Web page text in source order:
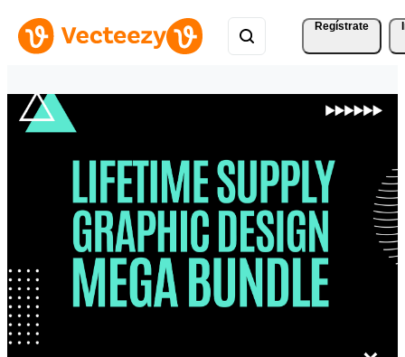
Regístrate